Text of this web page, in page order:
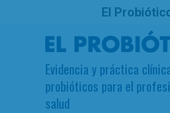
Evidencia y práctica
probióticos para el
salud
El